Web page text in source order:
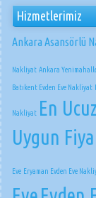
Hizmetlerimiz
Ankara Asansörlü
Nakliyat Ankara
Batıkent Evden Eve Nakliyat
Nakliyat En
Uygun
Eve Eryaman Evden Eve